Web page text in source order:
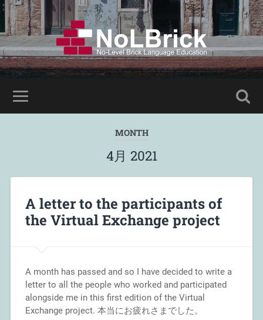
MONTH
4月 2021
A letter to the participants of
the Virtual Exchange project
A month has passed and so I have decided to write a
letter to all the people who worked and participated
alongside me in this first edition of the Virtual
Exchange project. 本当にお疲れさまでした。